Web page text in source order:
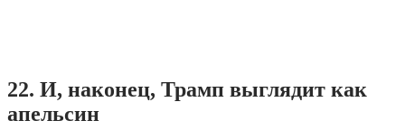
22. И, наконец, Трамп выглядит как
апельсин